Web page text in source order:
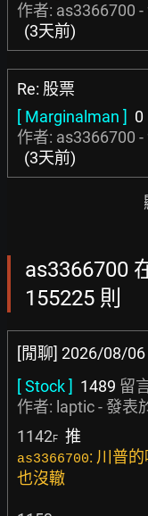
作者: as3366700
(3天前)
Re: 股票
[ Marginalman ] 0
作者: as3366700
(3天前)
as3366700
155225 則
[閒聊] 2026/08/
[ Stock ] 1489 留
作者: laptic- 發表
1142F 推
as3366700: 川普
也沒轍